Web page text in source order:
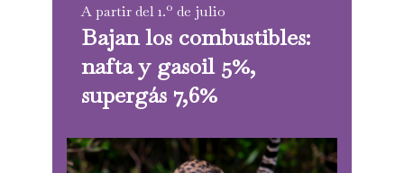
A partir del 1.º de julio
Bajan los combustibles:
nafta y gasoil 5%,
supergás 7,6%